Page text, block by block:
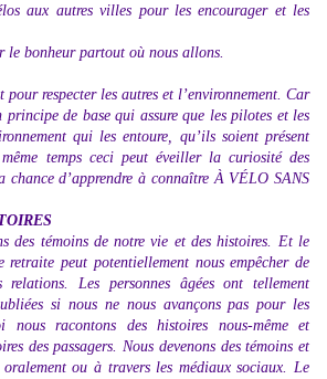
aux autres villes pour les encourager et les
le bonheur partout où nous allons.
pour respecter les autres et l’environnement. Car
principe de base qui assure que les pilotes et les
qui les entoure, qu’ils soient présent
temps ceci peut éveiller la curiosité des
chance d’apprendre à connaître À VÉLO SANS
des témoins de notre vie et des histoires. Et le
retraite peut potentiellement nous empêcher de
relations. Les personnes âgées ont tellement
si nous ne nous avançons pas pour les
nous racontons des histoires nous-même et
des passagers. Nous devenons des témoins et
oralement ou à travers les médiaux sociaux. Le